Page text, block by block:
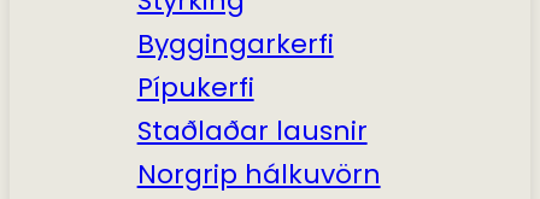
Byggingarkerfi
Pípukerfi
Staðlaðar lausnir
Norgrip hálkuvörn